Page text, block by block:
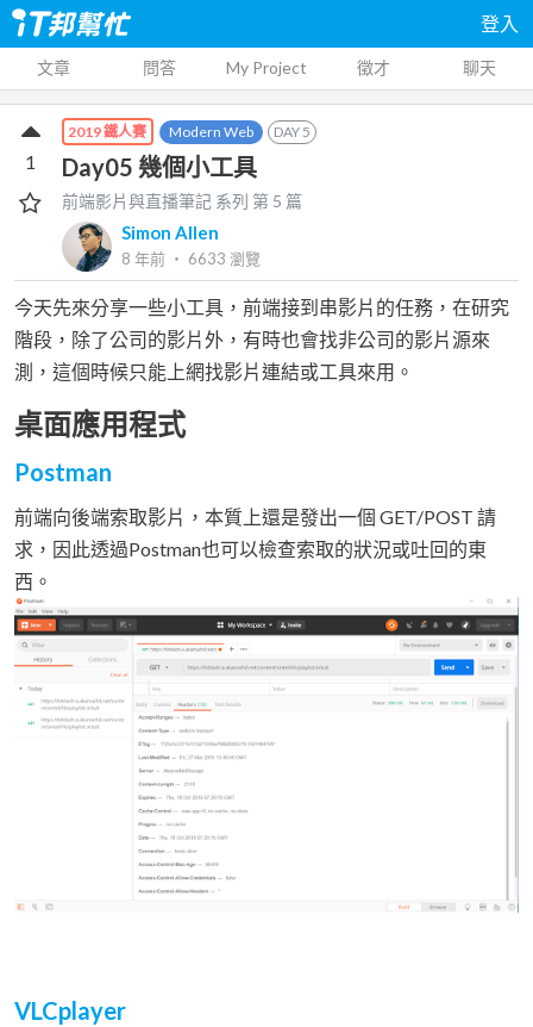
登入
文章 問答 My Project 徵才 聊天
2019 鐵人賽 Modern Web DAY5
Day05 幾個小工具
前端影片與直播筆記 系列 第 5 篇
Simon Allen
8 年前 ‧ 6633 瀏覽
1
今天先來分享一些小工具，前端接到串影片的任務，在研究
階段，除了公司的影片外，有時也會找非公司的影片源來
測，這個時候只能上網找影片連結或工具來用。
桌面應用程式
Postman
前端向後端索取影片，本質上還是發出一個 GET/POST 請
求，因此透過Postman也可以檢查索取的狀況或吐回的東
西。
VLCplayer